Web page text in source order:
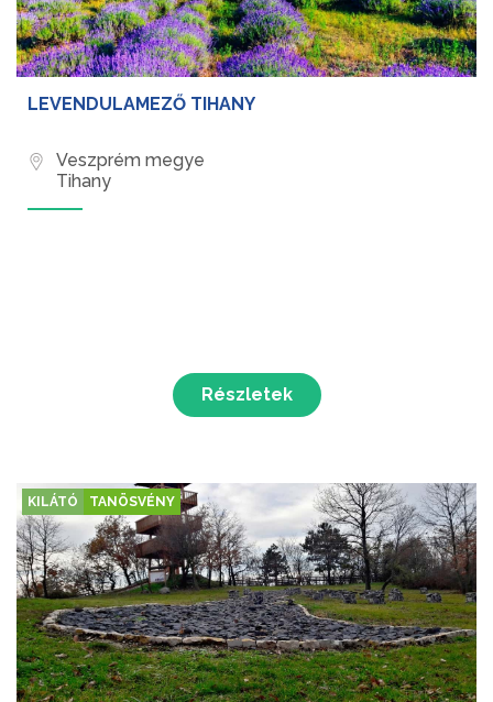
LEVENDULAMEZŐ TIHANY
Veszprém megye
Tihany
Részletek
KILÁTÓ TANÖSVÉNY